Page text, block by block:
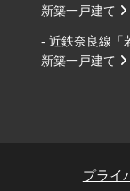
新築一戸建て
- 近鉄奈良線「
新築一戸建て
プライ